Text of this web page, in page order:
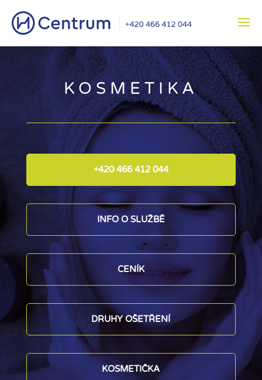
KOSMETIKA
+420 466 412 044
INFO O SLUŽBĚ
CENÍK
DRUHY OŠETŘENÍ
KOSMETIČKA